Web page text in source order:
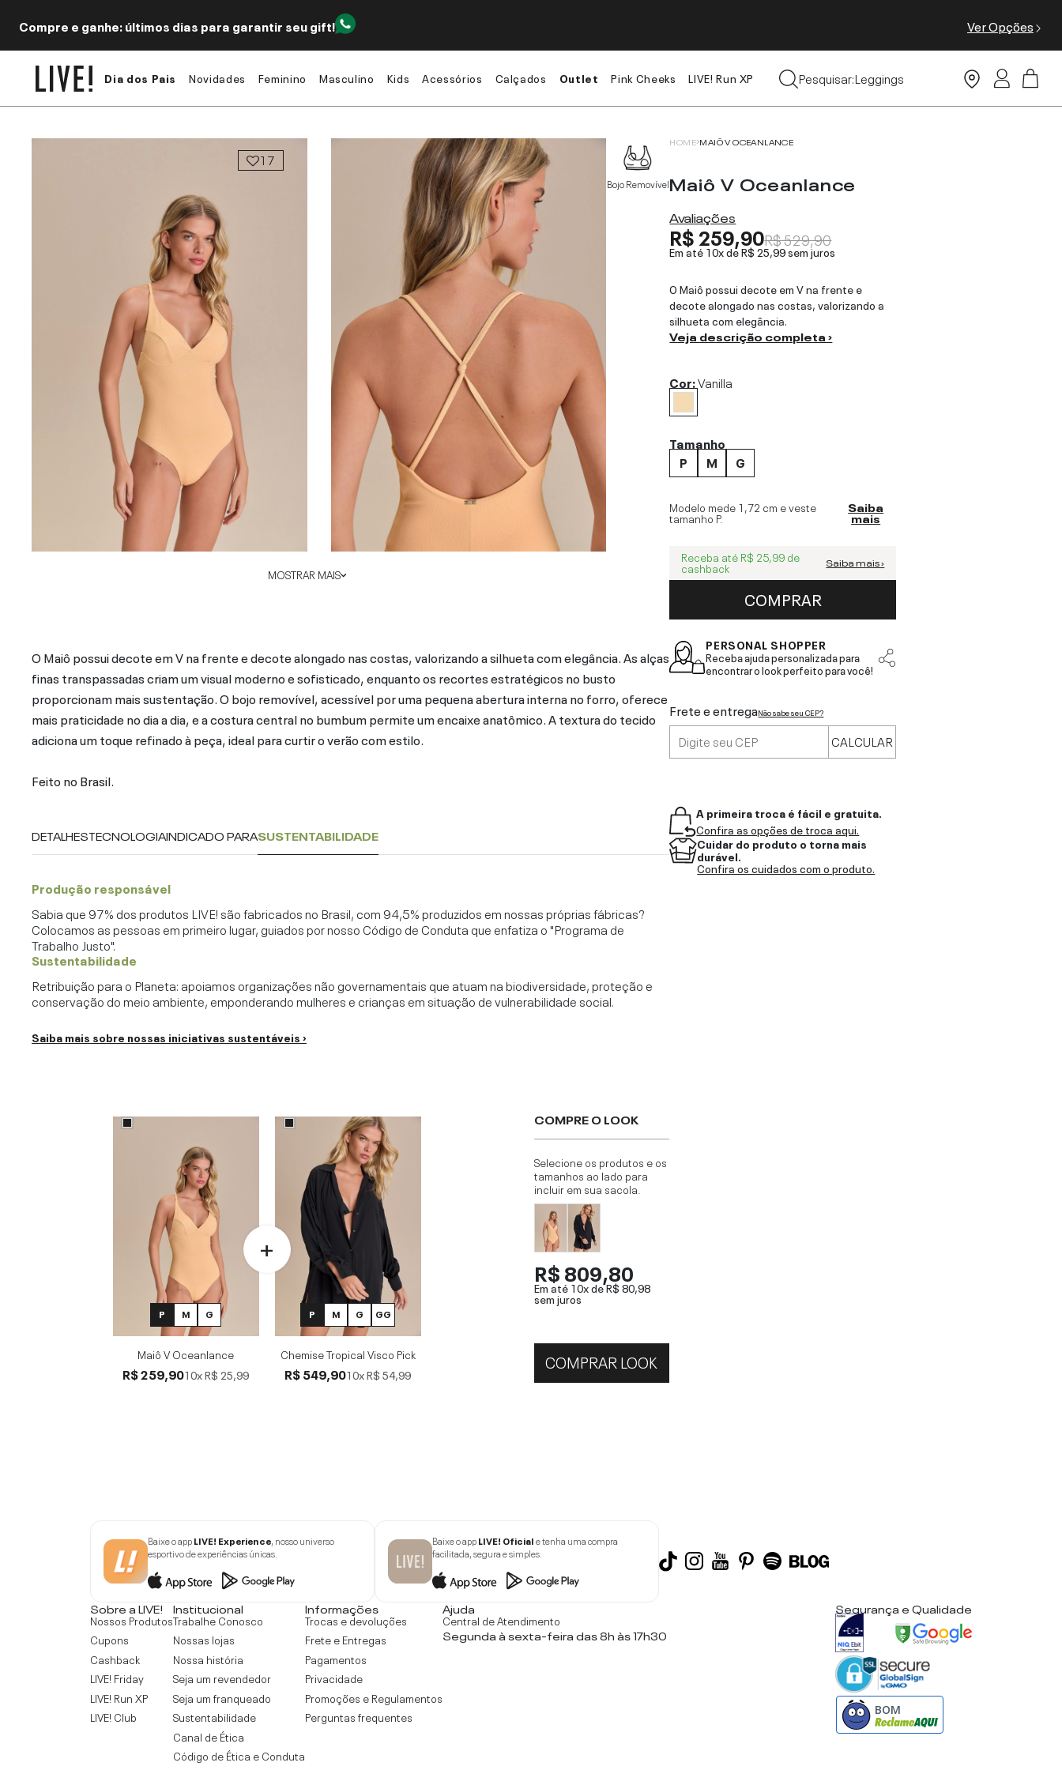
Compre e ganhe: últimos dias para garantir seu gift! Ver Opções
Dia dos Pais Novidades Feminino Masculino Kids Acessórios Calçados Outlet Pink Cheeks LIVE! Run XP
Pesquisar:
Tops
Leggings
17
MOSTRAR MAIS
Bojo Removível
O Maiô possui decote em V na frente e decote alongado nas costas, valorizando a silhueta com elegância. As alças
finas transpassadas criam um visual moderno e sofisticado, enquanto os recortes estratégicos no busto
proporcionam mais sustentação. O bojo removível, acessível por uma pequena abertura interna no forro, oferece
mais praticidade no dia a dia, e a costura central no bumbum permite um encaixe anatômico. A textura do tecido
adiciona um toque refinado à peça, ideal para curtir o verão com estilo.
Feito no Brasil.
DETALHESTECNOLOGIAINDICADO PARASUSTENTABILIDADE
Produção responsável
Sabia que 97% dos produtos LIVE! são fabricados no Brasil, com 94,5% produzidos em nossas próprias fábricas?
Colocamos as pessoas em primeiro lugar, guiados por nosso Código de Conduta que enfatiza o "Programa de
Trabalho Justo".
Sustentabilidade
Retribuição para o Planeta: apoiamos organizações não governamentais que atuam na biodiversidade, proteção e
conservação do meio ambiente, emponderando mulheres e crianças em situação de vulnerabilidade social.
Saiba mais sobre nossas iniciativas sustentáveis ›
P M G
Maiô V Oceanlance
R$ 259,9010xR$ 25,99
P M G GG
Chemise Tropical Visco Pick
R$ 549,9010xR$ 54,99
COMPRE O LOOK
Selecione os produtos e os
tamanhos ao lado para
incluir em sua sacola.
R$ 809,80
Em até 10x deR$ 80,98
sem juros
COMPRAR LOOK
HOME MAIÔ V OCEANLANCE
Maiô V Oceanlance
Avaliações
R$ 259,90R$ 529,90
Em até 10x deR$ 25,99sem juros
O Maiô possui decote em V na frente e
decote alongado nas costas, valorizando a
silhueta com elegância.
Veja descrição completa ›
Cor:Vanilla
Tamanho
P
M G
Modelo mede 1,72 cm e veste
tamanho P.
Saiba
mais
Receba até R$ 25,99 de
cashback Saiba mais ›
COMPRAR
PERSONAL SHOPPER
Receba ajuda personalizada para
encontrar o look perfeito para você!
Frete e entregaNão sabe seu CEP?
CALCULAR
A primeira troca é fácil e gratuita.
Confira as opções de troca aqui.
Cuidar do produto o torna mais
durável.
Confira os cuidados com o produto.
Baixe o appLIVE! Experience, nosso universo
esportivo de experiências únicas.
Baixe o appLIVE! Oficiale tenha uma compra
facilitada, segura e simples.
Sobre a LIVE!
Nossos Produtos
Cupons
Cashback
LIVE! Friday
LIVE! Run XP
LIVE! Club
Institucional
Trabalhe Conosco
Nossas lojas
Nossa história
Seja um revendedor
Seja um franqueado
Sustentabilidade
Canal de Ética
Código de Ética e Conduta
Informações
Trocas e devoluções
Frete e Entregas
Pagamentos
Privacidade
Promoções e Regulamentos
Perguntas frequentes
Ajuda
Central de Atendimento
Segunda à sexta-feira das 8h às 17h30
Segurança e Qualidade
BOM